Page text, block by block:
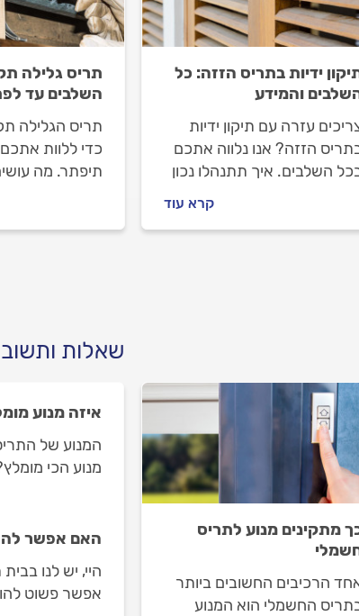
ידיות בתריס הזזה: כל
והמידע
עזרה עם תיקון ידיות
הזזה? אנו נלווה אתכם
השלבים. איך תתנהלו נכון
לבדוק לפני שמזמינים אותו
עולה תיקון ידיות בתריס
קרא עוד
תריס גלילה
השלבים עד
תריס הגלילה
כדי ללוות
תיפתר. מה
התריסים וכמה
גלילה תקוע?
מתקינים מנוע לתריס
הרכיבים החשובים ביותר
החשמלי הוא המנוע
שאלות
איזה מנוע
המנוע של
מנוע הכי
האם אפשר
היי, יש לנו
אפשר פשוט